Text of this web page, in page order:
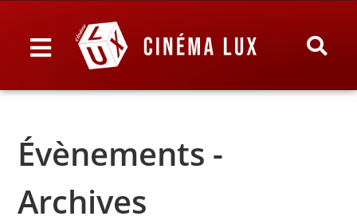
Évènements -
Archives